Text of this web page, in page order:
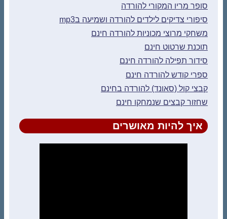
סופר מריו המקורי להורדה
סיפורי צדיקים לילדים להורדה ושמיעה בmp3
משחקי מרוצי מכוניות להורדה חינם
תוכנת שרטוט חינם
סידור תפילה להורדה חינם
ספרי קודש להורדה חינם
קבצי קול (סאונד) להורדה בחינם
שחזור קבצים שנמחקו חינם
איך להיות מאושרים